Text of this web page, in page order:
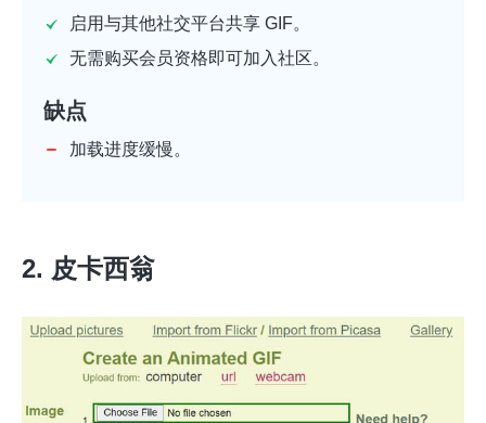
启用与其他社交平台共享 GIF。
无需购买会员资格即可加入社区。
缺点
加载进度缓慢。
2. 皮卡西翁